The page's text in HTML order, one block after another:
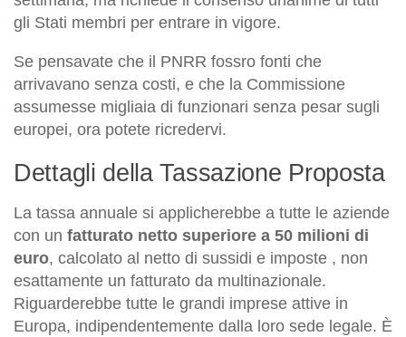
gli Stati membri per entrare in vigore.
Se pensavate che il PNRR fossro fonti che
arrivavano senza costi, e che la Commissione
assumesse migliaia di funzionari senza pesar sugli
europei, ora potete ricredervi.
Dettagli della Tassazione Proposta
La tassa annuale si applicherebbe a tutte le aziende
con un fatturato netto superiore a 50 milioni di
euro, calcolato al netto di sussidi e imposte , non
esattamente un fatturato da multinazionale.
Riguarderebbe tutte le grandi imprese attive in
Europa, indipendentemente dalla loro sede legale. È